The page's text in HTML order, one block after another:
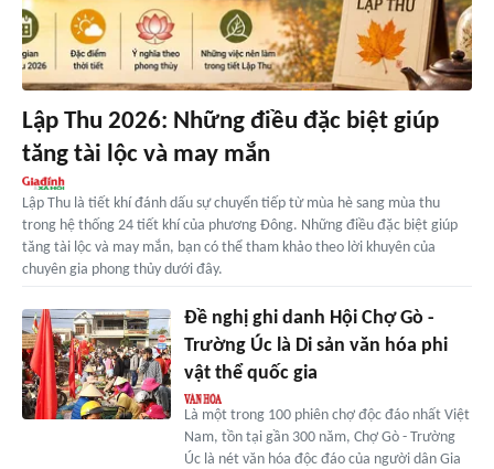
Lập Thu 2026: Những điều đặc biệt giúp
tăng tài lộc và may mắn
Lập Thu là tiết khí đánh dấu sự chuyển tiếp từ mùa hè sang mùa thu
trong hệ thống 24 tiết khí của phương Đông. Những điều đặc biệt giúp
tăng tài lộc và may mắn, bạn có thể tham khảo theo lời khuyên của
chuyên gia phong thủy dưới đây.
Đề nghị ghi danh Hội Chợ Gò -
Trường Úc là Di sản văn hóa phi
vật thể quốc gia
Là một trong 100 phiên chợ độc đáo nhất Việt
Nam, tồn tại gần 300 năm, Chợ Gò - Trường
Úc là nét văn hóa độc đáo của người dân Gia